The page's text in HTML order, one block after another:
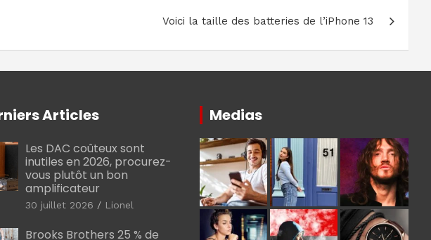
Voici la taille des batteries de l’iPhone 13
Articles
Les DAC coûteux sont
inutiles en 2026, procurez-
vous plutôt un bon
amplificateur
30 juillet 2026 Lionel
Brooks Brothers 25 % de
Medias